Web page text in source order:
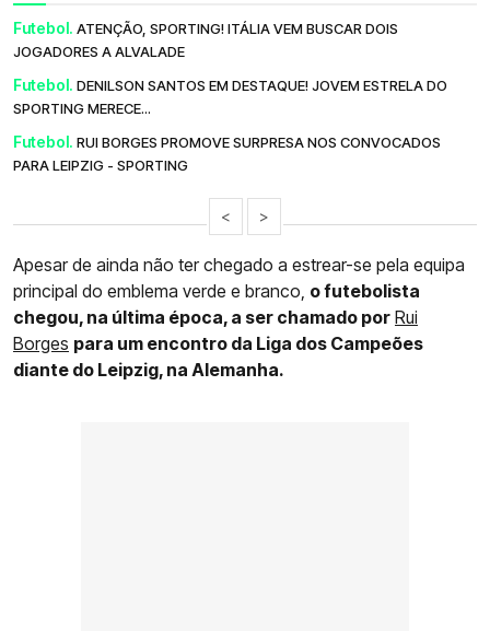
Futebol. ATENÇÃO, SPORTING! ITÁLIA VEM BUSCAR DOIS
JOGADORES A ALVALADE
Futebol. DENILSON SANTOS EM DESTAQUE! JOVEM ESTRELA DO
SPORTING MERECE...
Futebol. RUI BORGES PROMOVE SURPRESA NOS CONVOCADOS
PARA LEIPZIG - SPORTING
< >
Apesar de ainda não ter chegado a estrear-se pela equipa
principal do emblema verde e branco, o futebolista
chegou, na última época, a ser chamado por Rui
Borges para um encontro da Liga dos Campeões
diante do Leipzig, na Alemanha.